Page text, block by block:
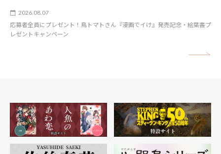
2026.08.07
応募者全員にプレゼント！鳥トマトさん『漫画でイけ』発売記念・絵葉書プ
レゼントキャンペーン